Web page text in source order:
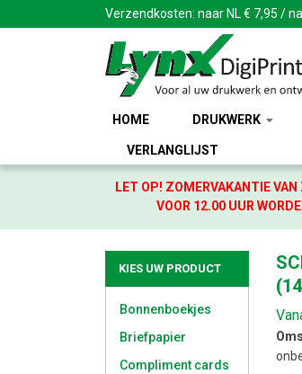
Verzendkosten: naar NL € 7,95 /
HOME DRUKWERK
VERLANGLIJST
LET OP! ZOMERVAKANTIE
VOOR 12.00 UUR
KIES UW PRODUCT
Bonnenboekjes
Briefpapier
Compliment cards